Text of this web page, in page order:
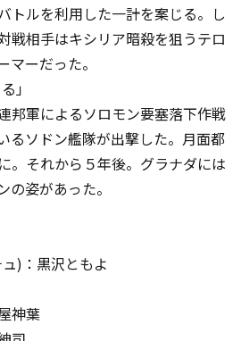
トルを利用した一計を案じる。し
戦相手はキシリア暗殺を狙うテロ
マーだった。
」
邦軍によるソロモン要塞落下作戦
るソドン艦隊が出撃した。月面都
。それから５年後。グラナダには
の姿があった。
)：黒沢ともよ
神葉